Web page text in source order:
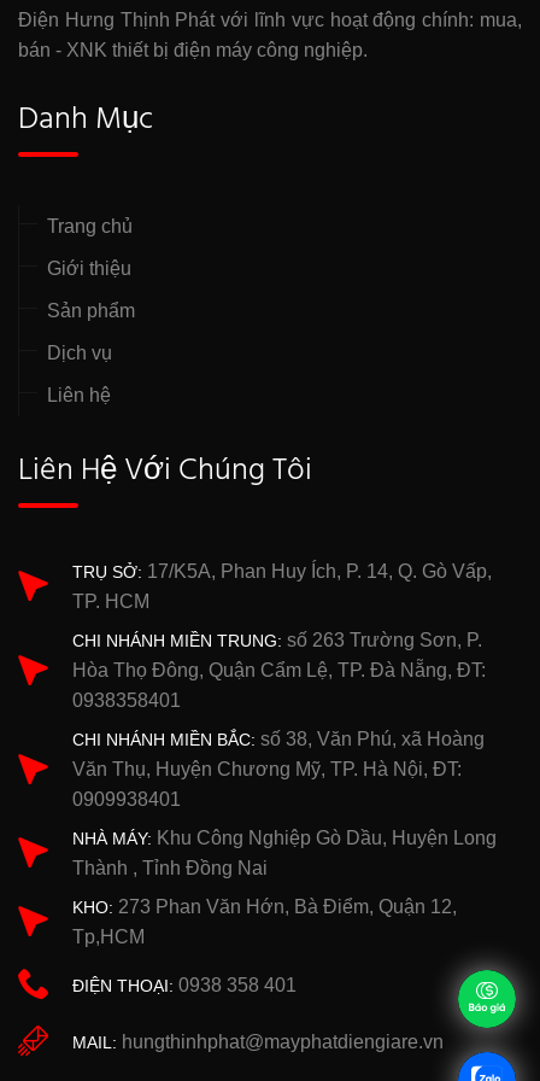
Điện Hưng Thịnh Phát với lĩnh vực hoạt động chính: mua,
bán - XNK thiết bị điện máy công nghiệp.
Danh Mục
Trang chủ
Giới thiệu
Sản phẩm
Dịch vụ
Liên hệ
Liên Hệ Với Chúng Tôi
TRỤ SỞ: 17/K5A, Phan Huy Ích, P. 14, Q. Gò Vấp,
TP. HCM
CHI NHÁNH MIỀN TRUNG: số 263 Trường Sơn, P.
Hòa Thọ Đông, Quận Cẩm Lệ, TP. Đà Nẵng, ĐT:
0938358401
CHI NHÁNH MIỀN BẮC: số 38, Văn Phú, xã Hoàng
Văn Thụ, Huyện Chương Mỹ, TP. Hà Nội, ĐT:
0909938401
NHÀ MÁY: Khu Công Nghiệp Gò Dầu, Huyện Long
Thành , Tỉnh Đồng Nai
KHO: 273 Phan Văn Hớn, Bà Điểm, Quận 12,
Tp,HCM
ĐIỆN THOẠI: 0938 358 401
MAIL: hungthinhphat@mayphatdiengiare.vn